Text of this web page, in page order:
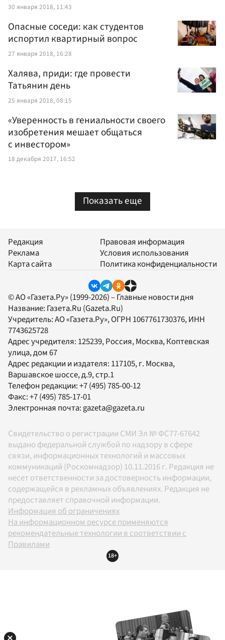
30 января 2018, 11:43
Опасные соседи: как студентов
испортил квартирный вопрос
27 января 2018, 16:28
Халява, приди: где провести
Татьянин день
25 января 2018, 08:15
«Уверенность в гениальности своего
изобретения мешает общаться
с инвестором»
18 декабря 2017, 16:52
Показать еще
Редакция
Реклама
Карта сайта
Правовая информация
Условия использования
Политика конфиденциальности
© АО «Газета.Ру» (1999-2026) – Главные новости дня
Название: Газета.Ru (Gazeta.Ru)
Учредитель:АО «Газета.Ру», ОГРН 1067761730376, ИНН
7743625728
Адрес учредителя: 125239, Россия, Москва, Коптевская
улица, дом 67
Адрес редакции и издателя: 117105, г. Москва,
Варшавское шоссе, д.9, стр.1
Телефон редакции:+7 (495) 785-00-12
Факс:+7 (495) 785-17-01
Электронная почта:gazeta@gazeta.ru
Свидетельство о регистрации СМИ Эл № ФС77-67642
выдано федеральной службой по надзору в сфере
связи, информационных технологий и массовых
коммуникаций (Роскомнадзор) 10.11.2016 г. Редакция не
несет ответственности за достоверность информации,
содержащейся в рекламных объявлениях. Редакция не
предоставляет справочной информации.
Информация об ограничениях
На информационном ресурсе применяются
рекомендательные технологии в соответствии с
Правилами
18+